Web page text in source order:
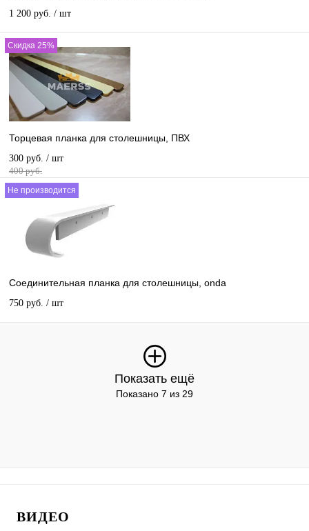
1 200 руб. / шт
Скидка 25%
Торцевая планка для столешницы, ПВХ
300 руб. / шт
400 руб.
Не производится
Соединительная планка для столешницы, onda
750 руб. / шт
Показать ещё
Показано 7 из 29
ВИДЕО